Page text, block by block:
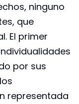
ninguno
que
El primer
por sus
representada